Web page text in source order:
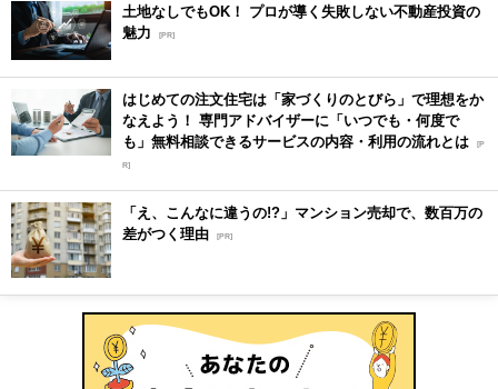
土地なしでもOK！ プロが導く失敗しない不動産投資の
魅力
[PR]
はじめての注文住宅は「家づくりのとびら」で理想をか
なえよう！ 専門アドバイザーに「いつでも・何度で
も」無料相談できるサービスの内容・利用の流れとは [P
R]
「え、こんなに違うの!?」マンション売却で、数百万の
差がつく理由 [PR]